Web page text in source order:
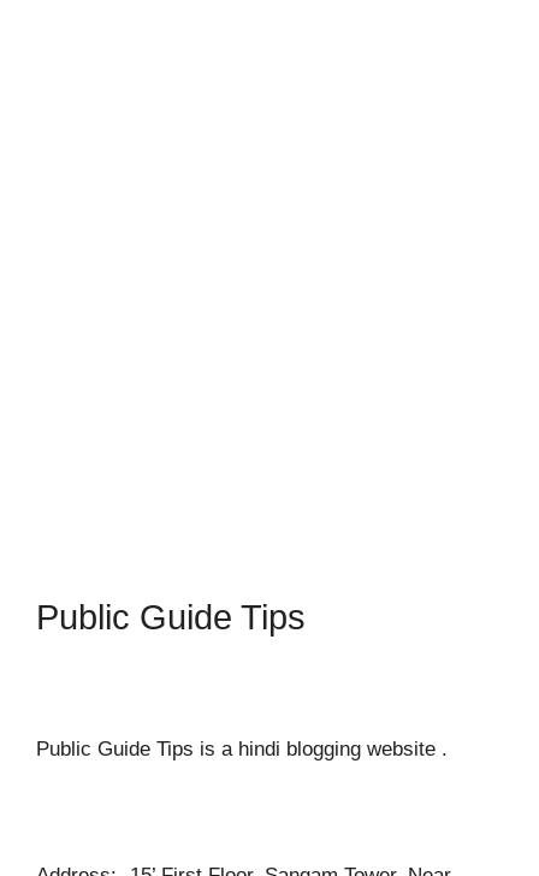
Public Guide Tips
Public Guide Tips is a hindi blogging website .